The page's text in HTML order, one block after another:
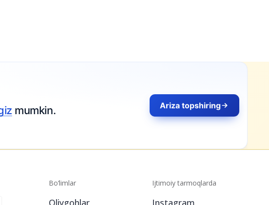
Bo‘limlar
Oliygohlar
Ijtimoiy tarmoqlarda
Instagram